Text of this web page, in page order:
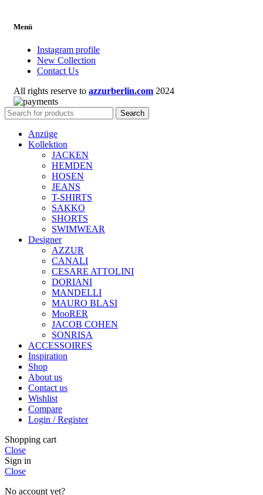
Menü
Instagram profile
New Collection
Contact Us
All rights reserve to azzurberlin.com 2024
Search
Anzüge
Kollektion
JACKEN
HEMDEN
HOSEN
JEANS
T-SHIRTS
SAKKO
SHORTS
SWIMWEAR
Designer
AZZUR
CANALI
CESARE ATTOLINI
DORIANI
MANDELLI
MAURO BLASI
MooRER
JACOB COHEN
SONRISA
ACCESSOIRES
Inspiration
Shop
About us
Contact us
Wishlist
Compare
Login / Register
Shopping cart
Close
Sign in
Close
No account yet?